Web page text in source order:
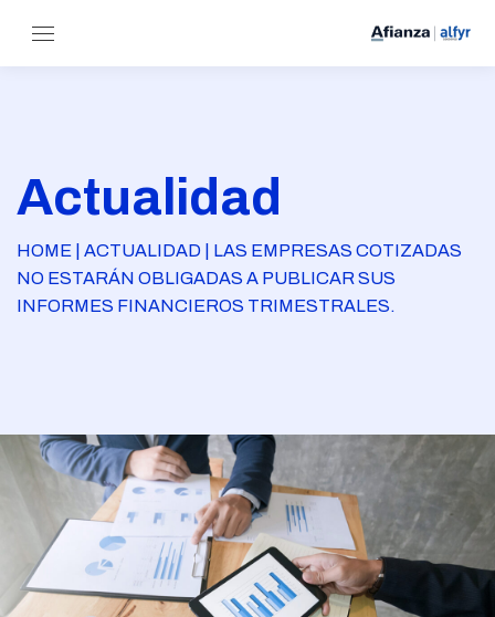
Actualidad
HOME | ACTUALIDAD | LAS EMPRESAS COTIZADAS
NO ESTARÁN OBLIGADAS A PUBLICAR SUS
INFORMES FINANCIEROS TRIMESTRALES.